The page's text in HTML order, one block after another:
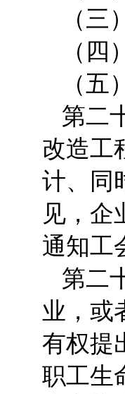
（
（
（
第二
改造工
计、同
见，企
通知工
第二
业，或
有权提
职工生